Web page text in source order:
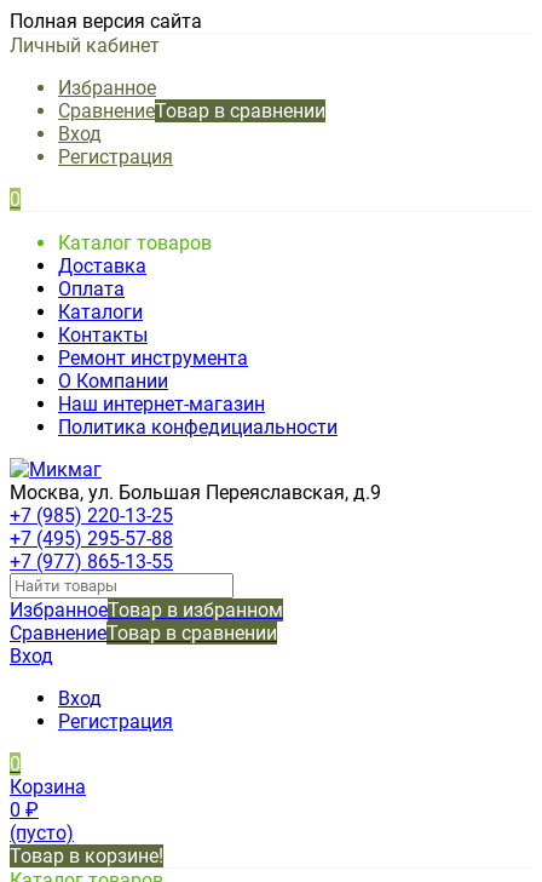
Полная версия сайта
Личный кабинет
Избранное
СравнениеТовар в сравнении
Вход
Регистрация
0
Каталог товаров
Доставка
Оплата
Каталоги
Контакты
Ремонт инструмента
О Компании
Наш интернет-магазин
Политика конфедициальности
Москва, ул. Большая Переяславская, д.9
+7 (985) 220-13-25
+7 (495) 295-57-88
+7 (977) 865-13-55
ИзбранноеТовар в избранном
СравнениеТовар в сравнении
Вход
Вход
Регистрация
0
Корзина
0 ₽
(пусто)
Товар в корзине!